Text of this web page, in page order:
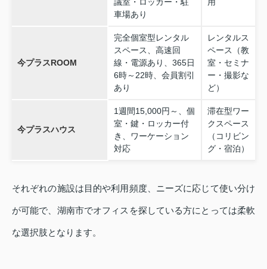
車場あり
今プラスROOM
完全個室型レンタル
スペース、高速回
線・電源あり、365日
6時～22時、会員割引
あり
レンタルス
ペース（教
室・セミナ
ー・撮影な
ど）
今プラスハウス
1週間15,000円～、個
室・鍵・ロッカー付
き、ワーケーション
対応
滞在型ワー
クスペース
（コリビン
グ・宿泊）
それぞれの施設は目的や利用頻度、ニーズに応じて使い分け
が可能で、湖南市でオフィスを探している方にとっては柔軟
な選択肢となります。